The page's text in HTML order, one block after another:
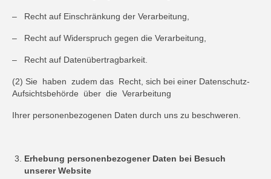
– Recht auf Einschränkung der Verarbeitung,
– Recht auf Widerspruch gegen die Verarbeitung,
– Recht auf Datenübertragbarkeit.
(2) Sie haben zudem das Recht, sich bei einer Datenschutz-
Aufsichtsbehörde über die Verarbeitung
Ihrer personenbezogenen Daten durch uns zu beschweren.
Erhebung personenbezogener Daten bei Besuch
unserer Website